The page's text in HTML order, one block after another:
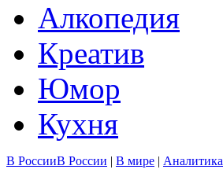
Алкопедия
Креатив
Юмор
Кухня
В РоссииВ России | В мире | Аналитика